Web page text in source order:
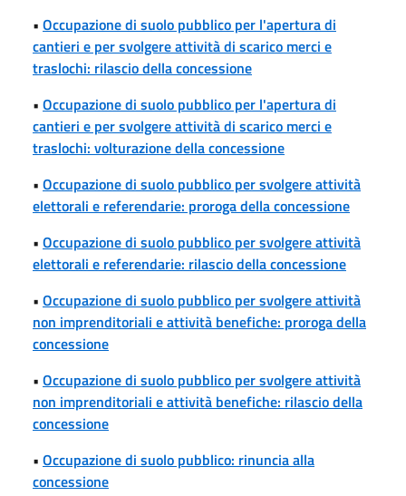
• Occupazione di suolo pubblico per l'apertura di
cantieri e per svolgere attività di scarico merci e
traslochi: rilascio della concessione
• Occupazione di suolo pubblico per l'apertura di
cantieri e per svolgere attività di scarico merci e
traslochi: volturazione della concessione
• Occupazione di suolo pubblico per svolgere attività
elettorali e referendarie: proroga della concessione
• Occupazione di suolo pubblico per svolgere attività
elettorali e referendarie: rilascio della concessione
• Occupazione di suolo pubblico per svolgere attività
non imprenditoriali e attività benefiche: proroga della
concessione
• Occupazione di suolo pubblico per svolgere attività
non imprenditoriali e attività benefiche: rilascio della
concessione
• Occupazione di suolo pubblico: rinuncia alla
concessione